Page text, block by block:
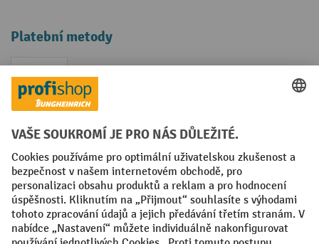
Platební metody
Faktura
Sociální sítě
Facebook
YouTubeLinkedIn
VODP Otisk